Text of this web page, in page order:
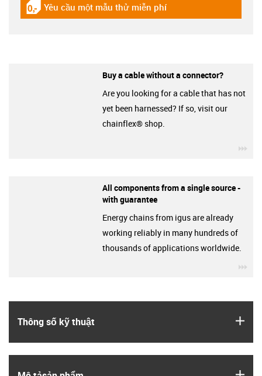
Thông số kỹ thuật
igus-icon-gratismuster
Yêu cầu một mẫu thử miễn phí
Buy a cable without a connector?
Are you looking for a cable that has not
yet been harnessed? If so, visit our
chainflex® shop.
All components from a single source -
with guarantee
Energy chains from igus are already
working reliably in many hundreds of
thousands of applications worldwide.